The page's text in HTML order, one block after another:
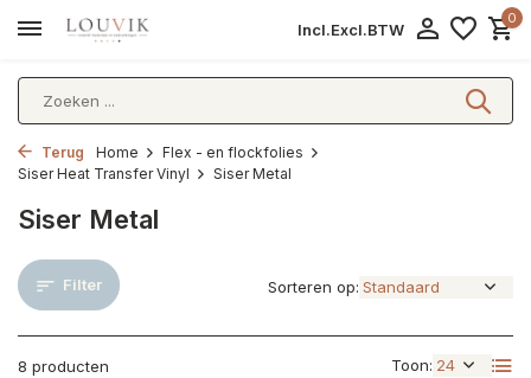
Incl.Excl.BTW
0
Terug Home
Flex - en flockfolies
Siser Heat Transfer Vinyl
Siser Metal
Siser Metal
Filter
8 producten Toon:
Sorteren op: